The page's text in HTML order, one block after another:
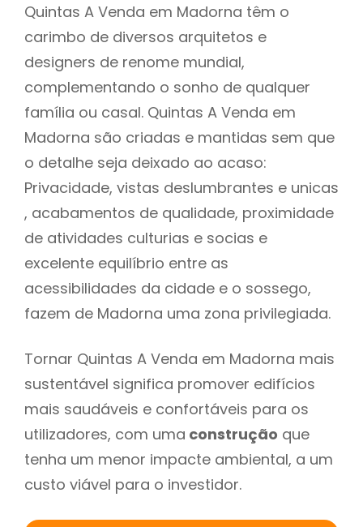
Quintas A Venda em Madorna têm o
carimbo de diversos arquitetos e
designers de renome mundial,
complementando o sonho de qualquer
família ou casal. Quintas A Venda em
Madorna são criadas e mantidas sem que
o detalhe seja deixado ao acaso:
Privacidade, vistas deslumbrantes e unicas
, acabamentos de qualidade, proximidade
de atividades culturias e socias e
excelente equilíbrio entre as
acessibilidades da cidade e o sossego,
fazem de Madorna uma zona privilegiada.
Tornar Quintas A Venda em Madorna mais
sustentável significa promover edifícios
mais saudáveis e confortáveis para os
utilizadores, com uma construção que
tenha um menor impacte ambiental, a um
custo viável para o investidor.